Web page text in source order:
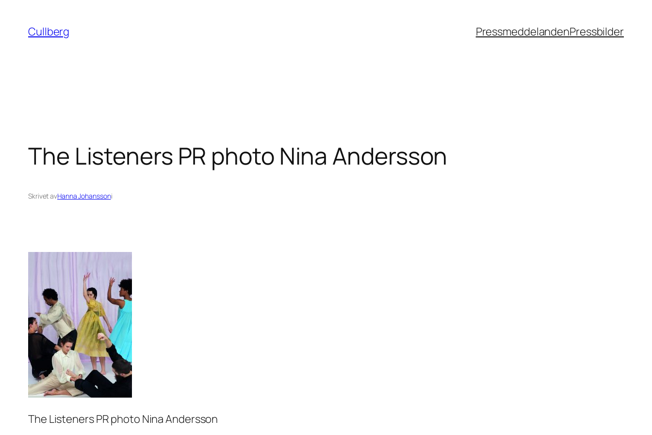
innehåll
Cullberg PressmeddelandenPressbilder
The Listeners PR photo Nina Andersson
Skrivet avHanna Johanssoni
The Listeners PR photo Nina Andersson